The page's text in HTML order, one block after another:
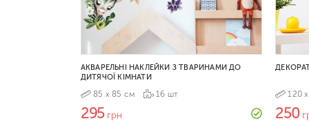
АКВАРЕЛЬНІ НАКЛЕЙКИ З ТВАРИНАМИ ДО
ДИТЯЧОЇ КІМНАТИ
85 х 85 см 16 шт
295грн
120
250